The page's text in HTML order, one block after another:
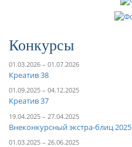
Конкурсы
01.03.2026 – 01.07.2026
Креатив 38
01.09.2025 – 04.12.2025
Креатив 37
19.04.2025 – 27.04.2025
Внеконкурсный экстра-блиц 2025
01.03.2025 – 26.06.2025